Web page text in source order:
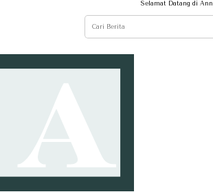
Selamat Datang di Annirell.Com -